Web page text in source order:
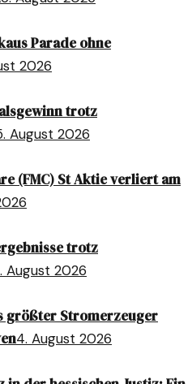
Parade ohne
2026
trotz
August 2026
(FMC) St Aktie verliert am
trotz
August 2026
größter Stromerzeuger
4. August 2026